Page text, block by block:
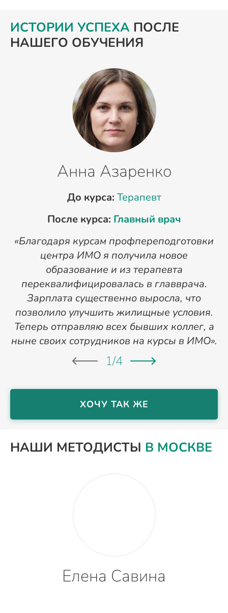
ИСТОРИИ УСПЕХА ПОСЛЕ
НАШЕГО ОБУЧЕНИЯ
Анна Азаренко
До курса: Терапевт
После курса: Главный врач
«Благодаря курсам профпереподготовки
центра ИМО я получила новое
образование и из терапевта
переквалифицировалась в главврача.
Зарплата существенно выросла, что
позволило улучшить жилищные условия.
Теперь отправляю всех бывших коллег, а
ныне своих сотрудников на курсы в ИМО».
1/4
ХОЧУ ТАК ЖЕ
НАШИ МЕТОДИСТЫ В МОСКВЕ
Елена Савина